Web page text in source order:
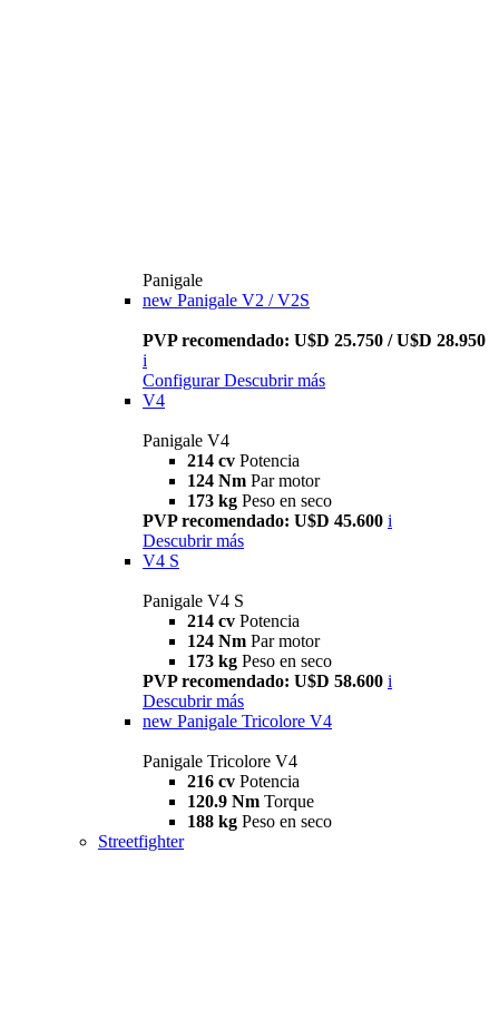
Panigale
new Panigale V2 / V2S
PVP recomendado: U$D 25.750 / U$D 28.950
i
Configurar Descubrir más
V4
Panigale V4
214 cv Potencia
124 Nm Par motor
173 kg Peso en seco
PVP recomendado: U$D 45.600 i
Descubrir más
V4 S
Panigale V4 S
214 cv Potencia
124 Nm Par motor
173 kg Peso en seco
PVP recomendado: U$D 58.600 i
Descubrir más
new Panigale Tricolore V4
Panigale Tricolore V4
216 cv Potencia
120.9 Nm Torque
188 kg Peso en seco
Streetfighter